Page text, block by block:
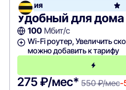
Акция
Удобный для дома
100Мбит/с
Wi-Fi роутер, Увеличить
можно добавить к тарифу
275 ₽/мес* 550 ₽/мес-